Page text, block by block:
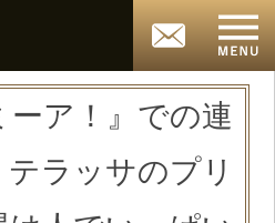
ーア！』での連
ラッサのプリ